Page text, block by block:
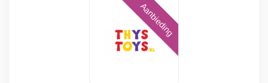
Aanbieding